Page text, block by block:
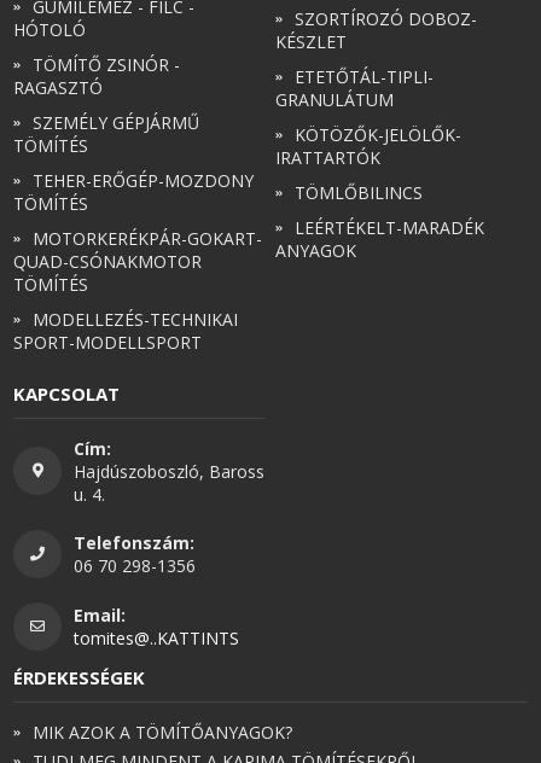
GUMILEMEZ - FILC -
HÓTOLÓ
TÖMÍTŐ ZSINÓR -
RAGASZTÓ
SZEMÉLY GÉPJÁRMŰ
TÖMÍTÉS
TEHER-ERŐGÉP-MOZDONY
TÖMÍTÉS
MOTORKERÉKPÁR-GOKART-
QUAD-CSÓNAKMOTOR
TÖMÍTÉS
MODELLEZÉS-TECHNIKAI
SPORT-MODELLSPORT
SZORTÍROZÓ DOBOZ-
KÉSZLET
ETETŐTÁL-TIPLI-
GRANULÁTUM
KÖTÖZŐK-JELÖLŐK-
IRATTARTÓK
TÖMLŐBILINCS
LEÉRTÉKELT-MARADÉK
ANYAGOK
KAPCSOLAT
Cím:
Hajdúszoboszló, Baross
u. 4.
Telefonszám:
06 70 298-1356
Email:
tomites@..KATTINTS
ÉRDEKESSÉGEK
MIK AZOK A TÖMÍTŐANYAGOK?